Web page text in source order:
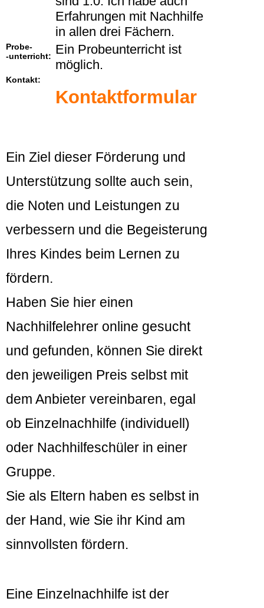
Erfahrungen mit Nachhilfe
in allen drei Fächern.
Probe-
-unterricht: Ein Probeunterricht ist
möglich.
Kontakt:
Kontaktformular
Ein Ziel dieser Förderung und
Unterstützung sollte auch sein,
die Noten und Leistungen zu
verbessern und die Begeisterung
Ihres Kindes beim Lernen zu
fördern.
Haben Sie hier einen
Nachhilfelehrer online gesucht
und gefunden, können Sie direkt
den jeweiligen Preis selbst mit
dem Anbieter vereinbaren, egal
ob Einzelnachhilfe (individuell)
oder Nachhilfeschüler in einer
Gruppe.
Sie als Eltern haben es selbst in
der Hand, wie Sie ihr Kind am
sinnvollsten fördern.
Eine Einzelnachhilfe ist der